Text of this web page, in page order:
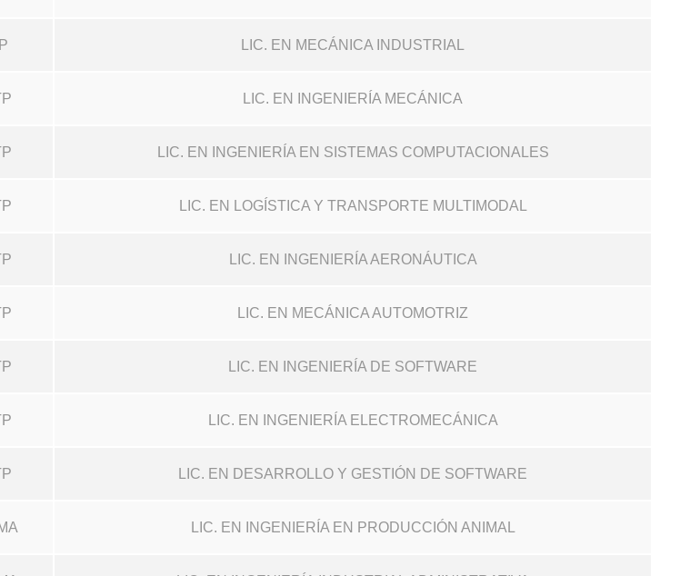
LIC. EN MECÁNICA INDUSTRIAL
LIC. EN INGENIERÍA MECÁNICA
LIC. EN INGENIERÍA EN SISTEMAS COMPUTACIONALES
LIC. EN LOGÍSTICA Y TRANSPORTE MULTIMODAL
LIC. EN INGENIERÍA AERONÁUTICA
LIC. EN MECÁNICA AUTOMOTRIZ
LIC. EN INGENIERÍA DE SOFTWARE
LIC. EN INGENIERÍA ELECTROMECÁNICA
LIC. EN DESARROLLO Y GESTIÓN DE SOFTWARE
LIC. EN INGENIERÍA EN PRODUCCIÓN ANIMAL